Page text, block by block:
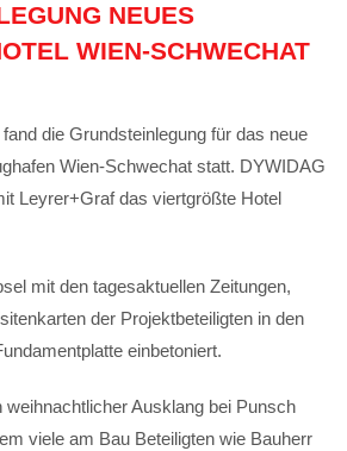
NEUES
WIEN-SCHWECHAT
die Grundsteinlegung für das neue
Wien-Schwechat statt. DYWIDAG
Leyrer+Graf das viertgrößte Hotel
mit den tagesaktuellen Zeitungen,
der Projektbeteiligten in den
einbetoniert.
weihnachtlicher Ausklang bei Punsch
viele am Bau Beteiligten wie Bauherr